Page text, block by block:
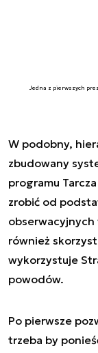
Jedna z pierwszych
W podobny,
zbudowany
programu
zrobić od
obserwacyjnych
również
wykorzystuje
powodów.
Po pierwsze
trzeba by